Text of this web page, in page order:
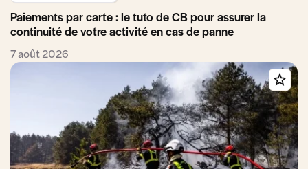
Paiements par carte : le tuto de CB pour assurer la
continuité de votre activité en cas de panne
7 août 2026